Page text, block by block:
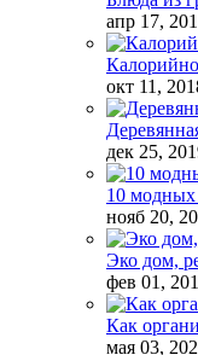
апр 17,
окт 11,
дек 25,
10 модных
нояб 20,
Эко дом,
фев 01,
Как
мая 03,